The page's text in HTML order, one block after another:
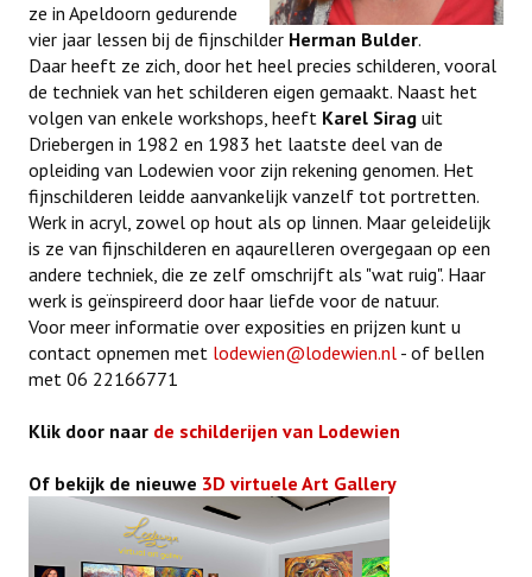
ze in Apeldoorn gedurende
vier jaar lessen bij de fijnschilder Herman Bulder.
Daar heeft ze zich, door het heel precies schilderen, vooral
de techniek van het schilderen eigen gemaakt. Naast het
volgen van enkele workshops, heeft Karel Sirag uit
Driebergen in 1982 en 1983 het laatste deel van de
opleiding van Lodewien voor zijn rekening genomen. Het
fijnschilderen leidde aanvankelijk vanzelf tot portretten.
Werk in acryl, zowel op hout als op linnen. Maar geleidelijk
is ze van fijnschilderen en aqaurelleren overgegaan op een
andere techniek, die ze zelf omschrijft als "wat ruig". Haar
werk is geïnspireerd door haar liefde voor de natuur.
Voor meer informatie over exposities en prijzen kunt u
contact opnemen met lodewien@lodewien.nl - of bellen
met 06 22166771
Klik door naar de schilderijen van Lodewien
Of bekijk de nieuwe 3D virtuele Art Gallery